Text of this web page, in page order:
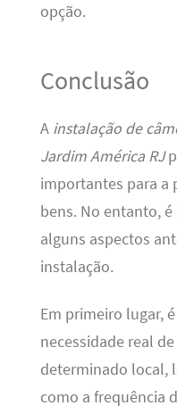
opção.
Conclusão
A instalação de
Jardim América RJ
importantes para a
bens. No entanto,
alguns aspectos
instalação.
Em primeiro lugar,
necessidade real
determinado local,
como a frequência